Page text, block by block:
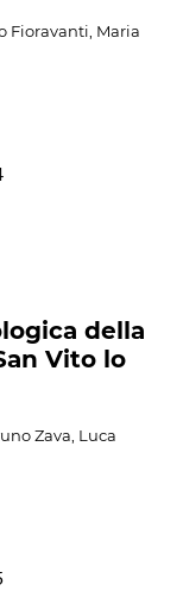
Fioravanti, Maria
della
Vito lo
Zava, Luca